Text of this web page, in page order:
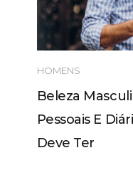
HOMENS
Beleza
Pessoais E
Deve Ter